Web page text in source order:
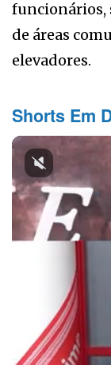
funcionários,
de áreas
elevadores.
Shorts Em